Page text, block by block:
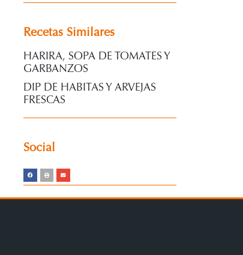
Recetas Similares
HARIRA, SOPA DE TOMATES Y
GARBANZOS
DIP DE HABITAS Y ARVEJAS
FRESCAS
Social